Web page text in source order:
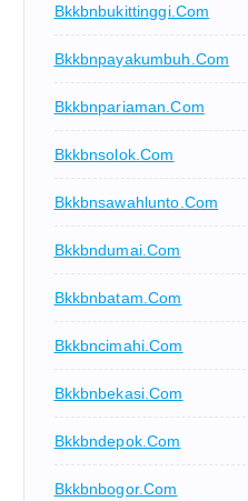
Bkkbnbukittinggi.com
Bkkbnpayakumbuh.com
Bkkbnpariaman.com
Bkkbnsolok.com
Bkkbnsawahlunto.com
Bkkbndumai.com
Bkkbnbatam.com
Bkkbncimahi.com
Bkkbnbekasi.com
Bkkbndepok.com
Bkkbnbogor.com